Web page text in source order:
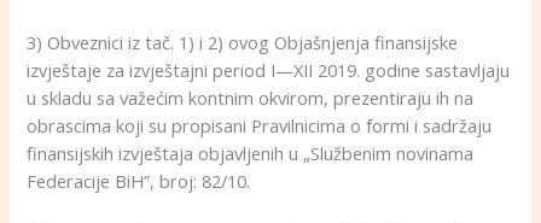
3) Obveznici iz tač. 1) i 2) ovog Objašnjenja finansijske
izvještaje za izvještajni period I—XII 2019. godine sastavljaju
u skladu sa važećim kontnim okvirom, prezentiraju ih na
obrascima koji su propisani Pravilnicima o formi i sadržaju
finansijskih izvještaja objavljenih u „Službenim novinama
Federacije BiH”, broj: 82/10.